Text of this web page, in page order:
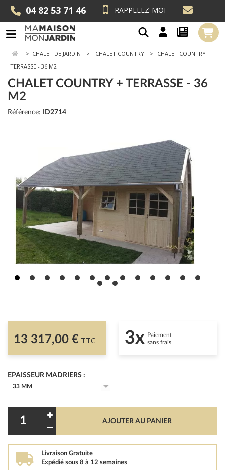
04 82 53 71 46 RAPPELEZ-MOI
> CHALET DE JARDIN CHALET COUNTRY
CHALET COUNTRY +
TERRASSE - 36 M2
CHALET COUNTRY + TERRASSE - 36
M2
Référence: ID2714
13 317,00 € TTC 3x Paiement
sans frais
EPAISSEUR MADRIERS :
33 MM
AJOUTER AU PANIER
Livraison Gratuite
Expédié sous 8 à 12 semaines